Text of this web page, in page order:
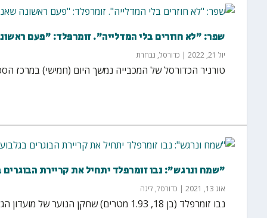
שפר: "לא חוזרים בלי המדלייה". זומרפלד: "פעם
יול 21, 2022 | כדורסל, נבחרת
טורניר הכדורסל של המכבייה נמשך היום (חמישי) במרכז
"שמח ונרגש": נבו זומרפלד יתחיל את קריירת הבוגרים
אוג 13, 2021 | כדורסל, ליגה
נבו זומרפלד (בן 18, 1.93 מטרים) שחקן הנוער של מועדון הגלבוע/מעיינות ונבחרת ישראל, עולה מדרגה...